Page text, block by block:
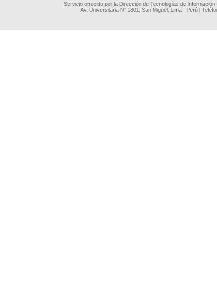
Servicio ofrecido por la Dirección de Tecnologías de
Av. Universitaria N° 1801, San Miguel, Lima - Perú |